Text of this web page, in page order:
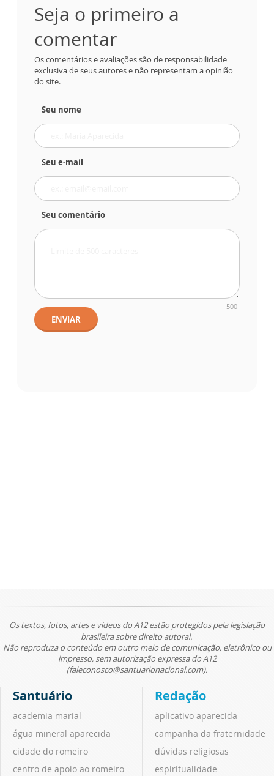
Seja o primeiro a
comentar
Os comentários e avaliações são de responsabilidade
exclusiva de seus autores e não representam a opinião
do site.
Seu nome
Seu e-mail
Seu comentário
500
ENVIAR
Os textos, fotos, artes e vídeos do A12 estão protegidos pela legislação
brasileira sobre direito autoral.
Não reproduza o conteúdo em outro meio de comunicação, eletrônico ou
impresso, sem autorização expressa do A12
(faleconosco@santuarionacional.com).
Santuário
academia marial
água mineral aparecida
cidade do romeiro
centro de apoio ao romeiro
Redação
aplicativo aparecida
campanha da fraternidade
dúvidas religiosas
espiritualidade